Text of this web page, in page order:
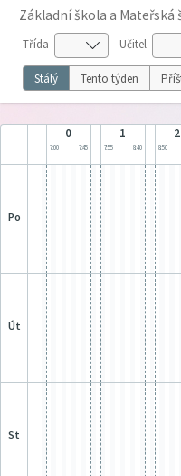
Základní škola a Mateřská
Třída Učitel
Stálý Tento týden
0
7:00 7:45
1
7:55 8:40
2
8:50
po
út
st